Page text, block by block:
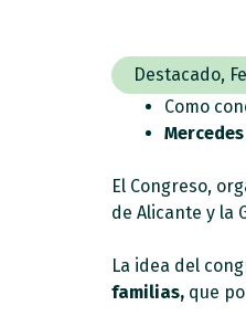
Destacado,
Como
El Congreso,
de Alicante y la
La idea del
familias,que